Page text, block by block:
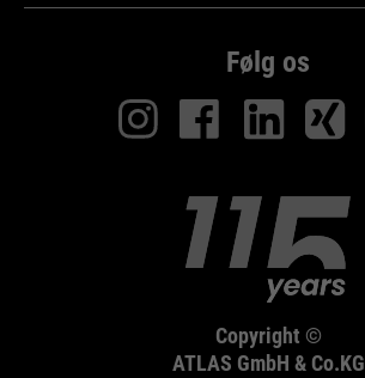
Følg os
Copyright ©
ATLAS GmbH & Co.KG